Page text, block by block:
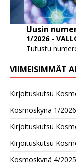
Uusin
1/2026 -
Tutustu
VIIMEISIMMÄT
Kirjoituskutsu
Kosmoskynä 1/
Kirjoituskutsu
Kirjoituskutsu
Kosmoskynä 4/